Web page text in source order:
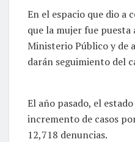
En el espacio que dio a
que la mujer fue puesta
Ministerio Público y de
darán seguimiento del
El año pasado, el
incremento de casos
12,718 denuncias.